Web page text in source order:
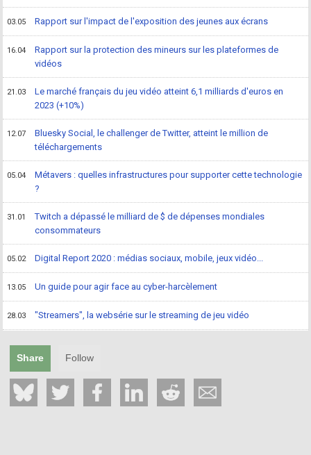
03.05 Rapport sur l'impact de l'exposition des jeunes aux écrans
16.04
Rapport sur la protection des mineurs sur les plateformes de
vidéos
21.03
Le marché français du jeu vidéo atteint 6,1 milliards d'euros en
2023 (+10%)
12.07
Bluesky Social, le challenger de Twitter, atteint le million de
téléchargements
05.04
Métavers : quelles infrastructures pour supporter cette technologie
?
31.01
Twitch a dépassé le milliard de $ de dépenses mondiales
consommateurs
05.02 Digital Report 2020 : médias sociaux, mobile, jeux vidéo...
13.05 Un guide pour agir face au cyber-harcèlement
28.03 "Streamers", la websérie sur le streaming de jeu vidéo
Share Follow